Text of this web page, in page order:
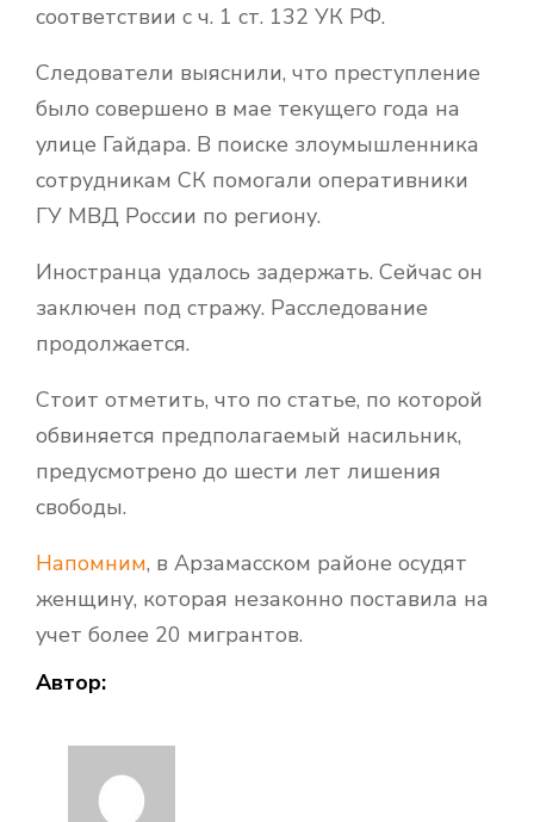
соответствии с ч. 1 ст. 132 УК РФ.
Следователи выяснили, что преступление
было совершено в мае текущего года на
улице Гайдара. В поиске злоумышленника
сотрудникам СК помогали оперативники
ГУ МВД России по региону.
Иностранца удалось задержать. Сейчас он
заключен под стражу. Расследование
продолжается.
Стоит отметить, что по статье, по которой
обвиняется предполагаемый насильник,
предусмотрено до шести лет лишения
свободы.
Напомним, в Арзамасском районе осудят
женщину, которая незаконно поставила на
учет более 20 мигрантов.
Автор: